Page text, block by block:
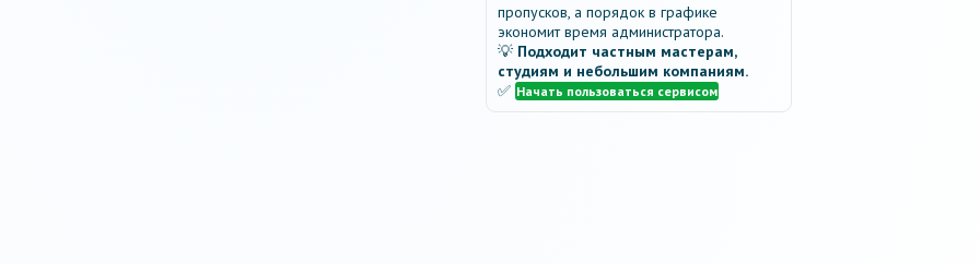
пропусков, а порядок в графике
экономит время администратора.
💡 Подходит частным мастерам,
студиям и небольшим компаниям.
✅ Начать пользоваться сервисом